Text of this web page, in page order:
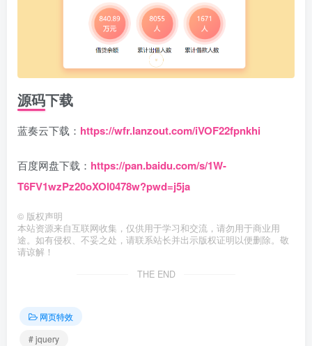
源码下载
蓝奏云下载： https://wfr.lanzout.com/iVOF22fpnkhi
百度网盘下载： https://pan.baidu.com/s/1W-
T6FV1wzPz20oXOl0478w?pwd=j5ja
© 版权声明
本站资源来自互联网收集，仅供用于学习和交流，请勿用于商业用
途。如有侵权、不妥之处，请联系站长并出示版权证明以便删除。敬
请谅解！
THE END
网页特效
# jquery